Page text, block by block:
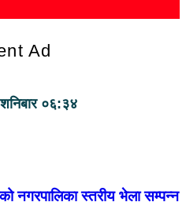
Ad
०६:३४
नगरपालिका स्तरीय भेला सम्पन्न